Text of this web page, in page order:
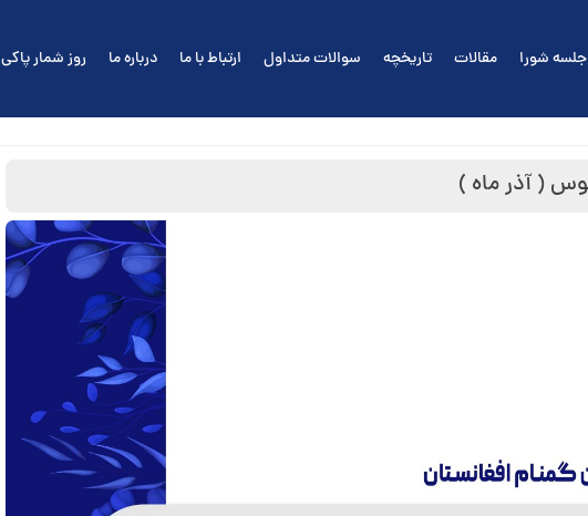
جلسه شورا مقالات تاریخچه سوالات متداول ارتباط با ما درباره ما روز شمار پاکی